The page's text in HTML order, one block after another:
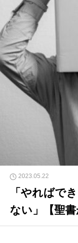
2023.05.22
「やればで
ない」【聖